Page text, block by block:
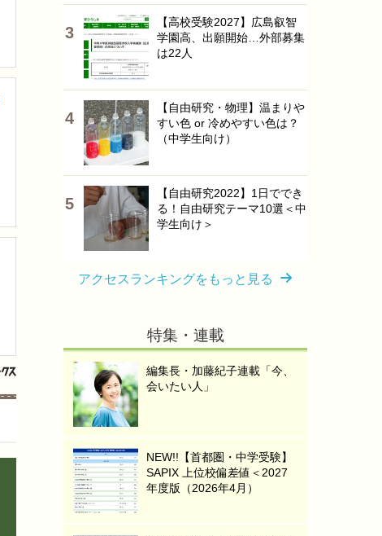
【高校受験2027】広島叡智
学園高、出願開始…外部募集
は22人
【自由研究・物理】温まりや
すい色 or 冷めやすい色は？
（中学生向け）
【自由研究2022】1日ででき
る！自由研究テーマ10選＜中
学生向け＞
アクセスランキングをもっと見る
特集・連載
編集長・加藤紀子連載「今、
会いたい人」
NEW!!【首都圏・中学受験】
SAPIX 上位校偏差値＜2027
年度版（2026年4月）